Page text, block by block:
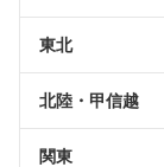
東北
北陸・甲信越
関東